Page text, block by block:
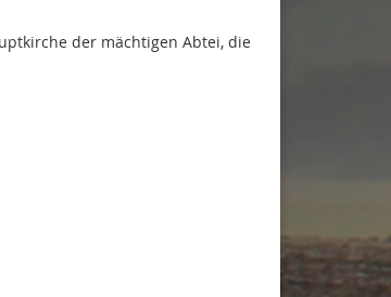
der mächtigen Abtei, die